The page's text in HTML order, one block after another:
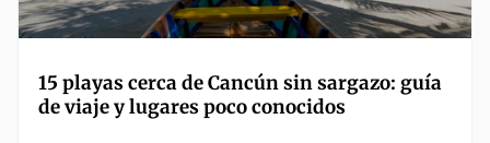
15 playas cerca de Cancún sin sargazo: guía
de viaje y lugares poco conocidos